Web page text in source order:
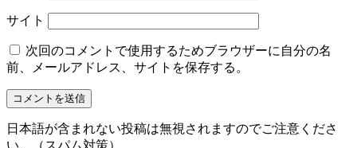
サイト
次回のコメントで使用するためブラウザーに自分の名
前、メールアドレス、サイトを保存する。
日本語が含まれない投稿は無視されますのでご注意くださ